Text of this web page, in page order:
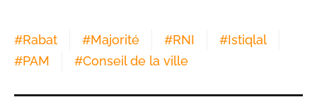
#Rabat #Majorité #RNI #Istiqlal
#PAM #Conseil de la ville